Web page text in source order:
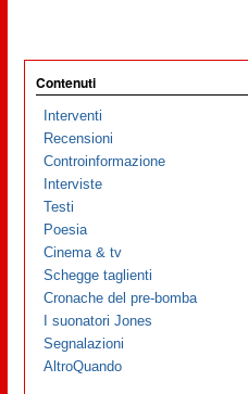
Contenuti
Interventi
Recensioni
Controinformazione
Interviste
Testi
Poesia
Cinema & tv
Schegge taglienti
Cronache del pre-bomba
I suonatori Jones
Segnalazioni
AltroQuando